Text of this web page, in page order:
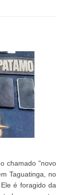
chamado "novo
Taguatinga, no
é foragido da